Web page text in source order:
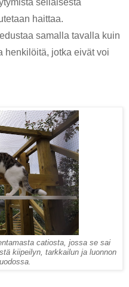
sellaisesta
haittaa.
samalla tavalla kuin
henkilöitä, jotka eivät voi
catiosta, jossa se sai
kiipeilyn, tarkkailun ja luonnon